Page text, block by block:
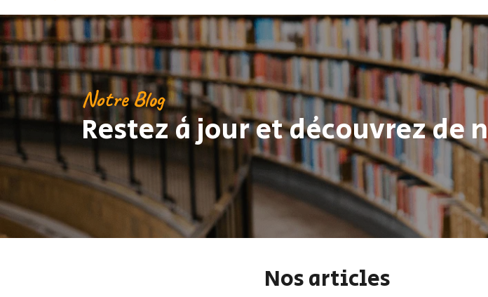
Notre Blog
Restez à jour et découvrez de
Nos articles